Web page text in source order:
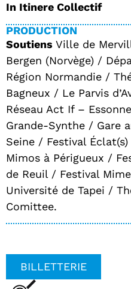
In Itinere Collectif
PRODUCTION
Soutiens Ville de
Bergen (Norvège) /
Région Normandie /
Bagneux / Le Parvis
Réseau Act If –
Grande-Synthe / Gare
Seine / Festival
Mimos à Périgueux /
de Reuil / Festival
Université de Tapei /
Comittee.
BILLETTERIE